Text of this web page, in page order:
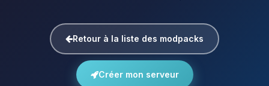
Retour à la liste des modpacks
Créer mon serveur